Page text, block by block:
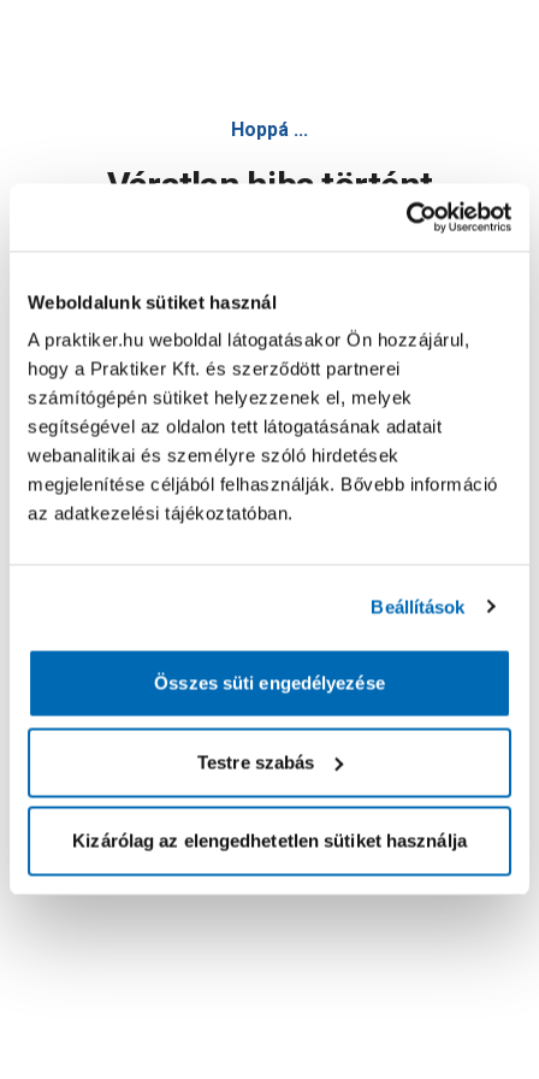
Weboldalunk sütiket használ
A praktiker.hu weboldal látogatásakor Ön hozzájárul,
hogy a Praktiker Kft. és szerződött partnerei
számítógépén sütiket helyezzenek el, melyek
segítségével az oldalon tett látogatásának adatait
webanalitikai és személyre szóló hirdetések
megjelenítése céljából felhasználják. Bővebb információ
az adatkezelési tájékoztatóban.
Beállítások
Összes süti engedélyezése
Testre szabás
Kizárólag az elengedhetetlen sütiket használja
Hoppá ...
Váratlan hiba történt
Oldal újratöltése